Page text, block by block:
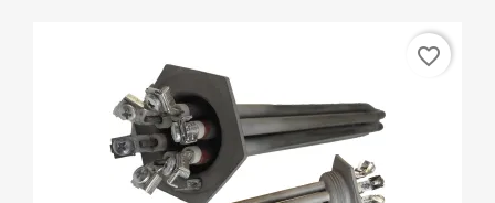
favorite_border